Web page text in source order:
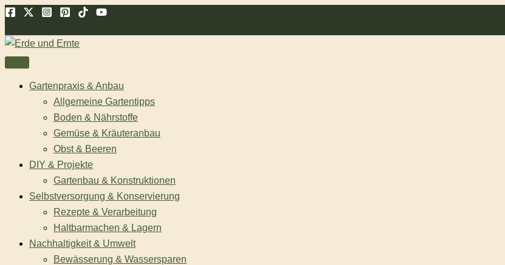
Zum
springen
Gartenpraxis & Anbau
Allgemeine Gartentipps
Boden & Nährstoffe
Gemüse & Kräuteranbau
Obst & Beeren
DIY & Projekte
Gartenbau & Konstruktionen
Selbstversorgung & Konservierung
Rezepte & Verarbeitung
Haltbarmachen & Lagern
Nachhaltigkeit & Umwelt
Bewässerung & Wassersparen